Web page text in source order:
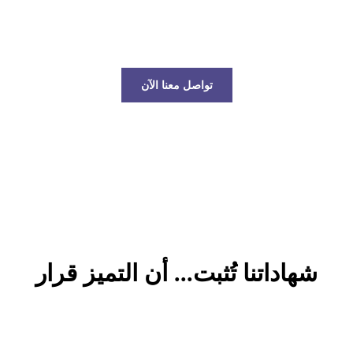
تواصل معنا الآن
شهاداتنا تُثبت... أن التميز قرار